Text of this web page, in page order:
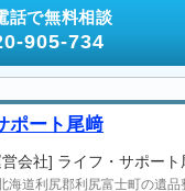
話で無料相談
905-734
ポート尾﨑
会社] ライフ・サポート
北海道利尻郡利尻富士町の遺品